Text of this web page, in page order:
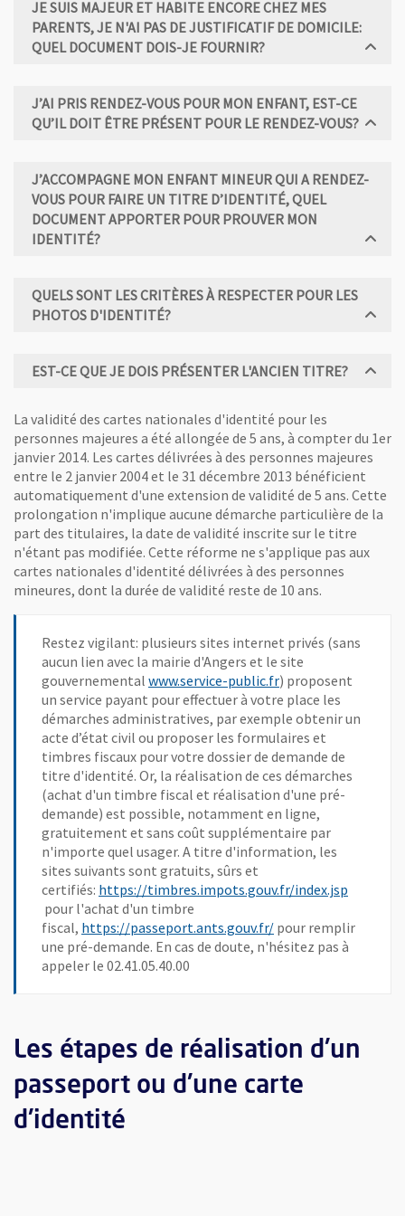
JE SUIS MAJEUR ET HABITE ENCORE CHEZ MES
PARENTS, JE N'AI PAS DE JUSTIFICATIF DE DOMICILE:
QUEL DOCUMENT DOIS-JE FOURNIR?
J’AI PRIS RENDEZ-VOUS POUR MON ENFANT, EST-CE
QU’IL DOIT ÊTRE PRÉSENT POUR LE RENDEZ-VOUS?
J’ACCOMPAGNE MON ENFANT MINEUR QUI A RENDEZ-
VOUS POUR FAIRE UN TITRE D’IDENTITÉ, QUEL
DOCUMENT APPORTER POUR PROUVER MON
IDENTITÉ?
QUELS SONT LES CRITÈRES À RESPECTER POUR LES
PHOTOS D'IDENTITÉ?
EST-CE QUE JE DOIS PRÉSENTER L'ANCIEN TITRE?
La validité des cartes nationales d'identité pour les
personnes majeures a été allongée de 5 ans, à compter du 1er
janvier 2014. Les cartes délivrées à des personnes majeures
entre le 2 janvier 2004 et le 31 décembre 2013 bénéficient
automatiquement d'une extension de validité de 5 ans. Cette
prolongation n'implique aucune démarche particulière de la
part des titulaires, la date de validité inscrite sur le titre
n'étant pas modifiée. Cette réforme ne s'applique pas aux
cartes nationales d'identité délivrées à des personnes
mineures, dont la durée de validité reste de 10 ans.
Restez vigilant: plusieurs sites internet privés (sans
aucun lien avec la mairie d'Angers et le site
gouvernemental www.service-public.fr, Ouvre une
) proposent
un service payant pour effectuer à votre place les
démarches administratives, par exemple obtenir un
acte d’état civil ou proposer les formulaires et
timbres fiscaux pour votre dossier de demande de
titre d'identité. Or, la réalisation de ces démarches
(achat d'un timbre fiscal et réalisation d'une pré-
demande) est possible, notamment en ligne,
gratuitement et sans coût supplémentaire par
n'importe quel usager. A titre d'information, les
sites suivants sont gratuits, sûrs et
certifiés: https://timbres.impots.gouv.fr/index.jsp
, Ouvre une nouvelle fenêtre
pour l'achat d'un timbre
fiscal, https://passeport.ants.gouv.fr/, Ouvre une nouvelle
pour remplir
une pré-demande. En cas de doute, n'hésitez pas à
appeler le 02.41.05.40.00
Les étapes de réalisation d'un
passeport ou d'une carte
d'identité